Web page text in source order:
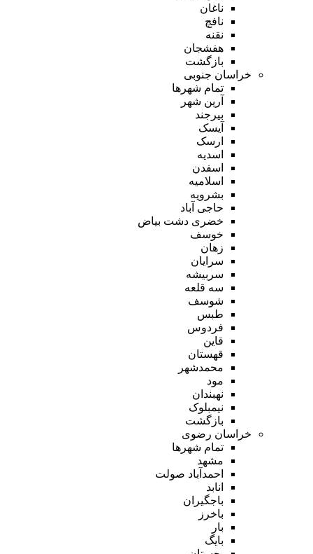
ناغان
نافچ
نقنه
هفشجان
بازگشت
خراسان جنوبی
تمام شهر‌ها
آرین شهر
بیرجند
آیسک
ارسک
اسدیه
اسفدن
اسلامیه
بشرویه
حاجی آباد
خضری دشت بیاض
خوسف
زهان
سرایان
سربیشه
سه قلعه
شوسف
طبس
فردوس
قاین
قهستان
محمدشهر
مود
نهبندان
نیمبلوک
بازگشت
خراسان رضوی
تمام شهر‌ها
مشهد
احمدآباد صولت
انابد
باجگیران
باخرز
بار
بایگ